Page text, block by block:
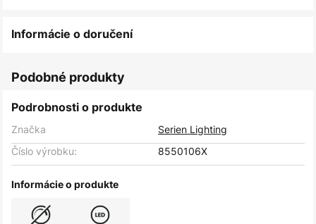
Informácie o doručení
Podobné produkty
Podrobnosti o produkte
Značka
Serien Lighting
Číslo výrobku:
8550106X
Informácie o produkte